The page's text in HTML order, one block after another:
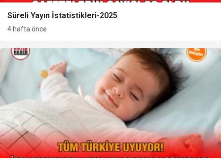
Süreli Yayın İstatistikleri-2025
4 hafta önce